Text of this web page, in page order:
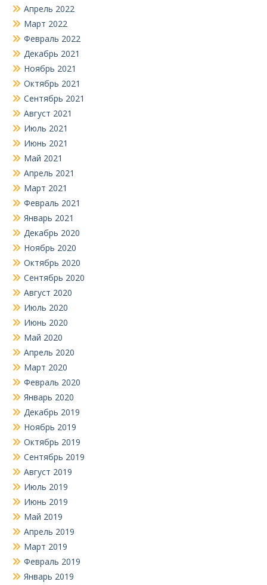
Апрель 2022
Март 2022
Февраль 2022
Декабрь 2021
Ноябрь 2021
Октябрь 2021
Сентябрь 2021
Август 2021
Июль 2021
Июнь 2021
Май 2021
Апрель 2021
Март 2021
Февраль 2021
Январь 2021
Декабрь 2020
Ноябрь 2020
Октябрь 2020
Сентябрь 2020
Август 2020
Июль 2020
Июнь 2020
Май 2020
Апрель 2020
Март 2020
Февраль 2020
Январь 2020
Декабрь 2019
Ноябрь 2019
Октябрь 2019
Сентябрь 2019
Август 2019
Июль 2019
Июнь 2019
Май 2019
Апрель 2019
Март 2019
Февраль 2019
Январь 2019